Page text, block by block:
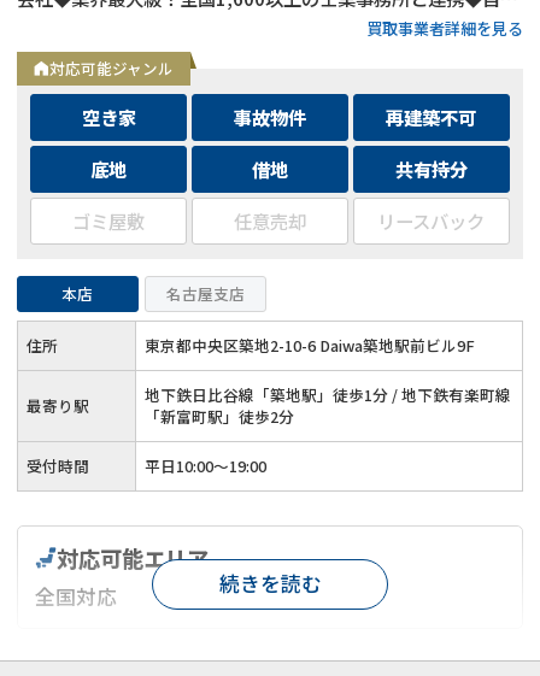
資金による買取のため、融資審査を待たず最短即日で決済可能
◆士業事務所や大手不動産会社からの相談実績も多数
買取事業者詳細を見る
対応可能ジャンル
空き家 事故物件
再建築不可
底地
借地
共有持分
ゴミ屋敷
任意売却 リースバック
本店 名古屋支店
住所 東京都中央区築地2-10-6 Daiwa築地駅前ビル9F
最寄り駅
地下鉄日比谷線「築地駅」徒歩1分 / 地下鉄有楽町線
「新富町駅」徒歩2分
受付時間 平日10:00～19:00
対応可能エリア
全国対応
対応が親身 オンライン面談可能
レスポンスが早い
続きを読む